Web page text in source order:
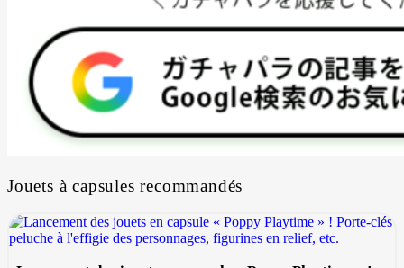
Jouets à capsules recommandés